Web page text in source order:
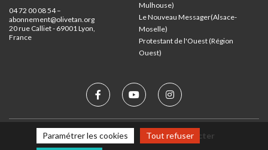
04 72 00 08 54 –
abonnement@olivetan.org
20 rue Calliet - 69001 Lyon,
France
Mulhouse)
Le Nouveau Messager(Alsace-
Moselle)
Protestant de l'Ouest (Région
Ouest)
Mentions légales Nous contacter
Paramétrer les cookies Tout refuser